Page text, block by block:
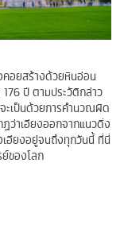
คอยสร้างด้วยหินอ่อน
ปี ตามประวัติกล่าว
ะเป็นด้วยการคำนวณผิด
ว่าเอียงออกจากแนวดิ่ง
อียงอยู่จนถึงทุกวันนี้ ที่นี่
ของโลก